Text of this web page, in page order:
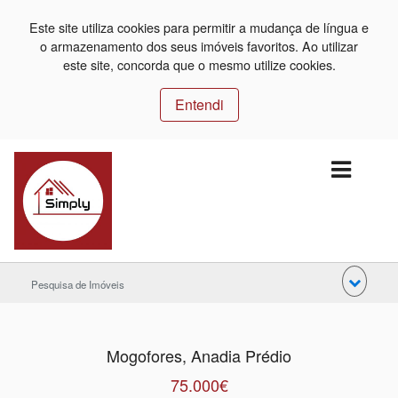
Este site utiliza cookies para permitir a mudança de língua e
o armazenamento dos seus imóveis favoritos. Ao utilizar
este site, concorda que o mesmo utilize cookies.
Entendi
Pesquisa de Imóveis
Mogofores, Anadia Prédio
75.000€